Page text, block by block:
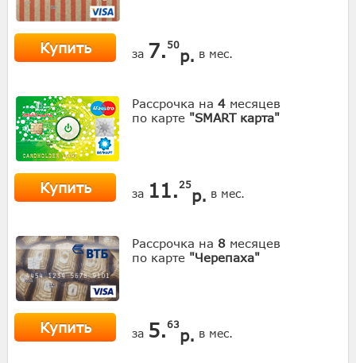
Купить за 7. 50
р. в мес.
Рассрочка на 4 месяцев
по карте "SMART карта"
Купить за 11. 25
р. в мес.
Рассрочка на 8 месяцев
по карте "Черепаха"
Купить за 5.63
р. в мес.